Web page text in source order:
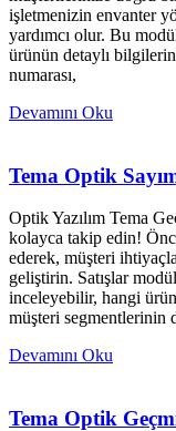
işletmenizin envanter
yardımcı olur. Bu
ürünün detaylı
numarası,
Devamını Oku
Tema Optik
Optik Yazılım Tema
kolayca takip edin!
ederek, müşteri
geliştirin. Satışlar
inceleyebilir, hangi
müşteri segmentlerinin
Devamını Oku
Tema Optik